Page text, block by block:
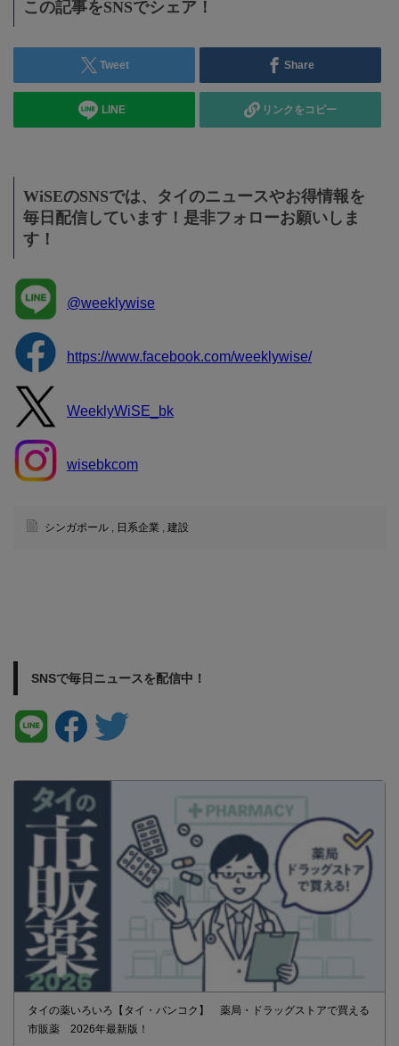
この記事をSNSでシェア！
Tweet Share
LINE リンクをコピー
WiSEのSNSでは、タイのニュースやお得情報を
毎日配信しています！是非フォローお願いしま
す！
@weeklywise
https://www.facebook.com/weeklywise/
WeeklyWiSE_bk
wisebkcom
シンガポール , 日系企業 , 建設
SNSで毎日ニュースを配信中！
タイの薬いろいろ【タイ・バンコク】 薬局・ドラッグストアで買える
市販薬 2026年最新版！